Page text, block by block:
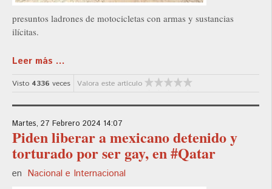
presuntos ladrones de motocicletas con armas y sustancias
ilícitas.
Leer más ...
Visto 4336 veces Valora este artículo
Martes, 27 Febrero 2024 14:07
Piden liberar a mexicano detenido y
torturado por ser gay, en #Qatar
en Nacional e Internacional